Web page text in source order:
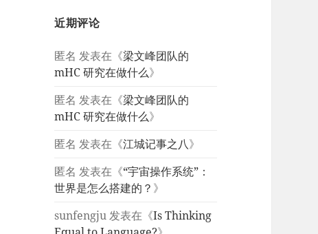
近期评论
匿名 发表在《梁文峰团队的
mHC 研究在做什么》
匿名 发表在《梁文峰团队的
mHC 研究在做什么》
匿名 发表在《江城记事之八》
匿名 发表在《“宇宙操作系统”：
世界是怎么搭建的？ 》
sunfengju发表在《Is Thinking